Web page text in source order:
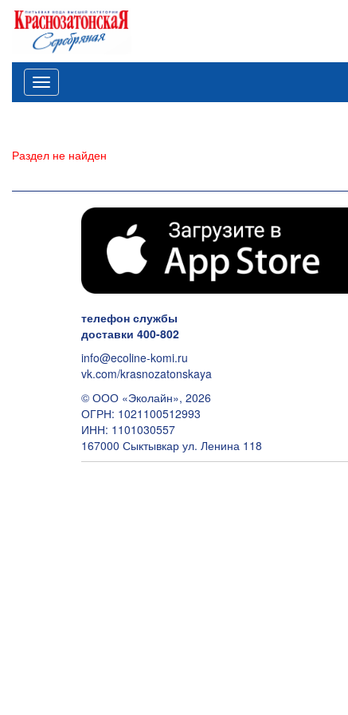
Меню
Раздел не найден
телефон службы
доставки 400-802
info@ecoline-komi.ru
vk.com/krasnozatonskaya
© ООО «Эколайн», 2026
ОГРН: 1021100512993
ИНН: 1101030557
167000 Сыктывкар ул. Ленина 118